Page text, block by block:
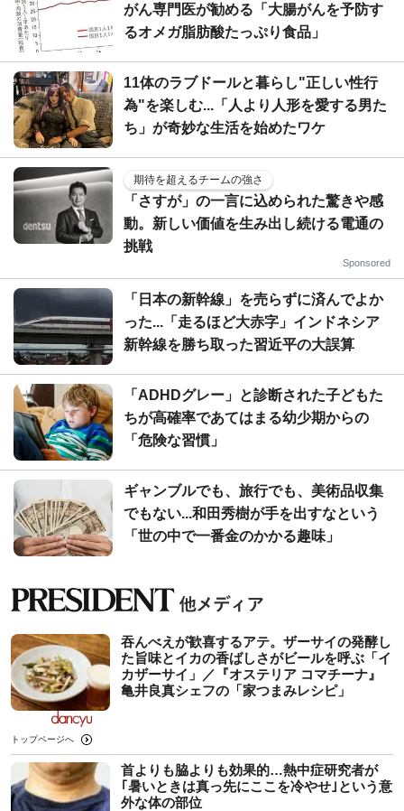
がん専門医が勧める「大腸がんを予防す
るオメガ脂肪酸たっぷり食品」
11体のラブドールと暮らし"正しい性行
為"を楽しむ...「人より人形を愛する男た
ち」が奇妙な生活を始めたワケ
期待を超えるチームの強さ
「さすが」の一言に込められた驚きや感
動。新しい価値を生み出し続ける電通の
挑戦
Sponsored
「日本の新幹線」を売らずに済んでよか
った...「走るほど大赤字」インドネシア
新幹線を勝ち取った習近平の大誤算
「ADHDグレー」と診断された子どもた
ちが高確率であてはまる幼少期からの
「危険な習慣」
ギャンブルでも、旅行でも、美術品収集
でもない...和田秀樹が手を出すなという
「世の中で一番金のかかる趣味」
吞んべえが歓喜するアテ。ザーサイの発酵し
た旨味とイカの香ばしさがビールを呼ぶ「イ
カザーサイ」／『オステリア コマチーナ』
⻲井良真シェフの「家つまみレシピ」
トップページへ
首よりも脇よりも効果的…熱中症研究者が
｢暑いときは真っ先にここを冷やせ｣という意
外な体の部位